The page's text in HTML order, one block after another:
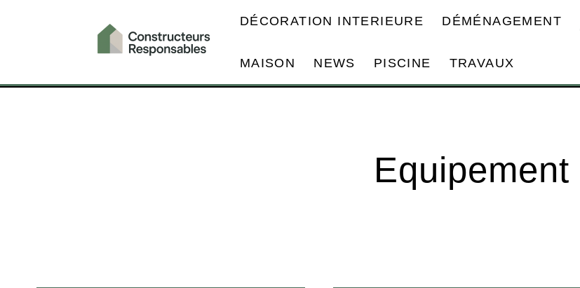
DÉCORATION INTERIEURE DÉMÉNAGEMENT
MAISON NEWS PISCINE TRAVAUX
Equipement